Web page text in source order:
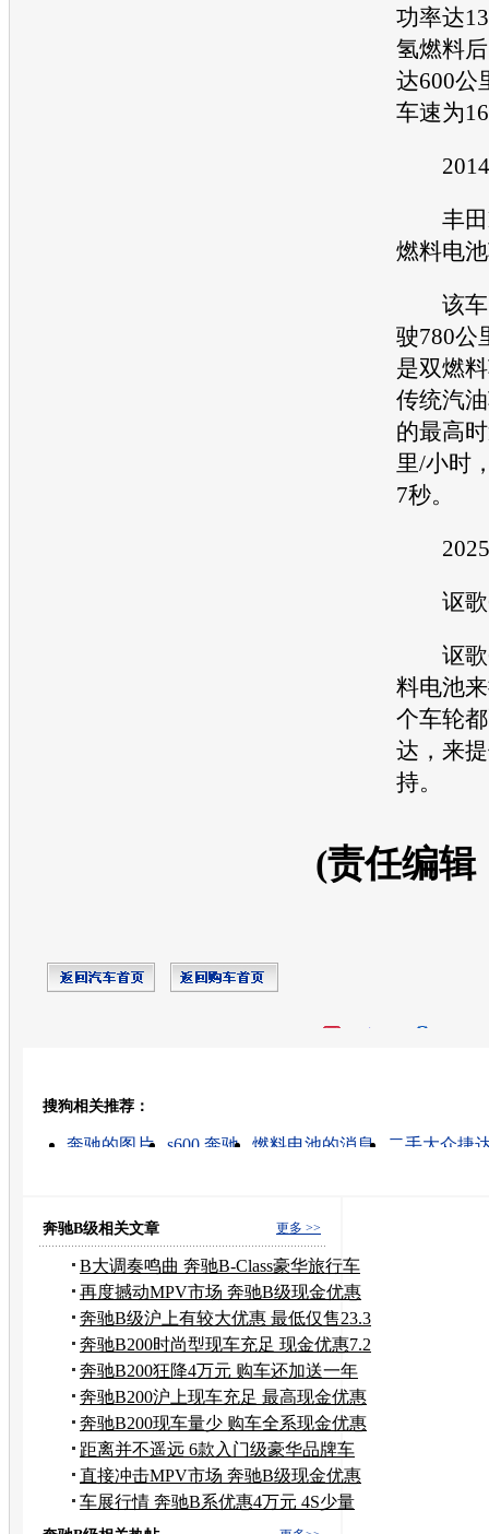
功率达
氢燃料
达600公
车速为
2014
丰田
燃料电
该车
驶780公
是双燃
传统汽
的最高
里/小时
7秒。
2025
讴歌
讴歌
料电池
个车轮
达，来
持。
(责任编辑
搜狗相关推荐：
奔驰的图片 s600 奔驰 燃料电池的消息
二手大众捷
更多 >>
奔驰B级相关文章
B大调奏鸣曲 奔驰B-Class豪华旅行车
品鉴
再度撼动MPV市场 奔驰B级现金优惠
2.5万
奔驰B级沪上有较大优惠 最低仅售23.3
万
奔驰B200时尚型现车充足 现金优惠7.2
万
奔驰B200狂降4万元 购车还加送一年
保险
奔驰B200沪上现车充足 最高现金优惠
7万
奔驰B200现车量少 购车全系现金优惠
2万
距离并不遥远 6款入门级豪华品牌车
推荐
直接冲击MPV市场 奔驰B级现金优惠
2.5万
车展行情 奔驰B系优惠4万元 4S少量
现车